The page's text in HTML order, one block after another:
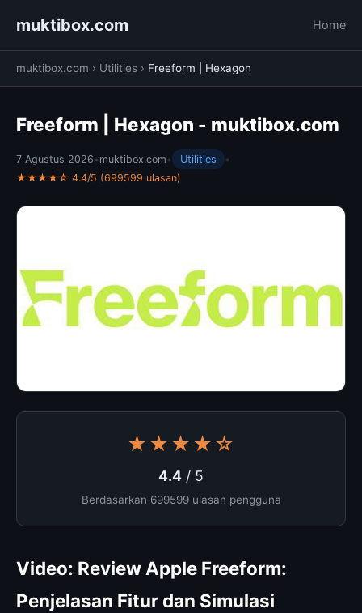
muktibox.com Home
muktibox.com › Utilities › Freeform | Hexagon
Freeform | Hexagon - muktibox.com
7 Agustus 2026 • muktibox.com • Utilities
•
★★★★☆ 4.4/5 (699599 ulasan)
★★★★☆
4.4 / 5
Berdasarkan 699599 ulasan pengguna
Video: Review Apple Freeform:
Penjelasan Fitur dan Simulasi